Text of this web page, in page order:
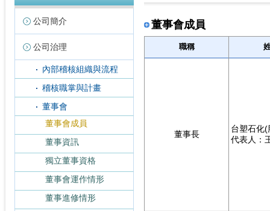
公司簡介
公司治理
內部稽核組織與流程
稽核職掌與計畫
董事會
董事會成員
董事資訊
獨立董事資格
董事會運作情形
董事進修情形
董事會成員
職稱
董事長
台塑石化(
代表人：